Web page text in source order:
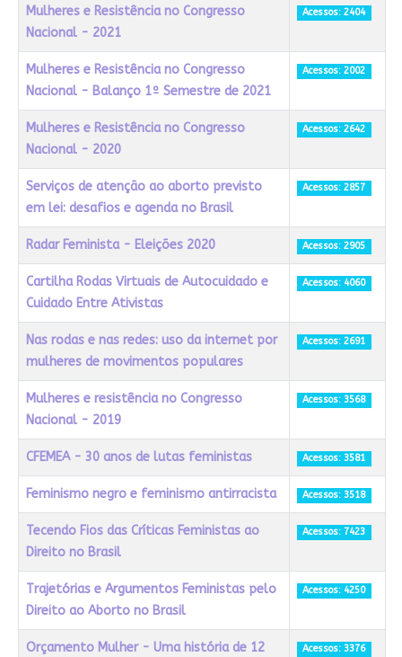
Título Acessos
Mulheres e Resistência no Congresso
Nacional - 2021
Acessos: 2404
Mulheres e Resistência no Congresso
Nacional - Balanço 1º Semestre de 2021
Acessos: 2002
Mulheres e Resistência no Congresso
Nacional - 2020
Acessos: 2642
Serviços de atenção ao aborto previsto
em lei: desafios e agenda no Brasil
Acessos: 2857
Radar Feminista - Eleições 2020 Acessos: 2905
Cartilha Rodas Virtuais de Autocuidado e
Cuidado Entre Ativistas
Acessos: 4060
Nas rodas e nas redes: uso da internet por
mulheres de movimentos populares
Acessos: 2691
Mulheres e resistência no Congresso
Nacional - 2019
Acessos: 3568
CFEMEA - 30 anos de lutas feministas Acessos: 3581
Feminismo negro e feminismo antirracista Acessos: 3518
Tecendo Fios das Críticas Feministas ao
Direito no Brasil
Acessos: 7423
Trajetórias e Argumentos Feministas pelo
Direito ao Aborto no Brasil
Acessos: 4250
Orçamento Mulher - Uma história de 12
Acessos: 3376